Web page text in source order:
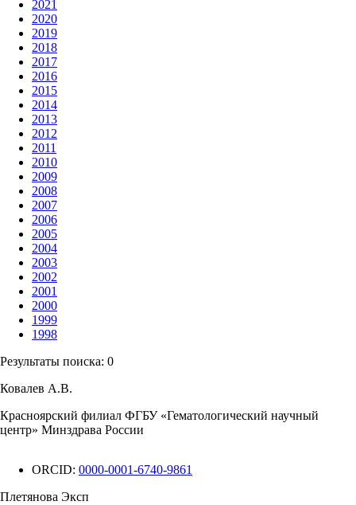
2021
2020
2019
2018
2017
2016
2015
2014
2013
2012
2011
2010
2009
2008
2007
2006
2005
2004
2003
2002
2001
2000
1999
1998
Результаты поиска: 0
Ковалев А.В.
Красноярский филиал ФГБУ «Гематологический научный
центр» Минздрава России
ORCID: 0000-0001-6740-9861
Плетянова Эксп